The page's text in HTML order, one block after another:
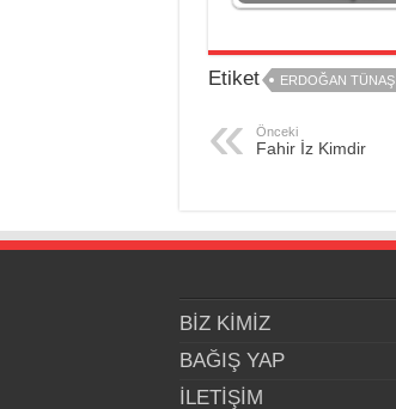
Etiket ERDOĞAN TÜNAŞ
Önceki
Fahir İz Kimdir
BİZ KİMİZ
BAĞIŞ YAP
İLETİŞİM